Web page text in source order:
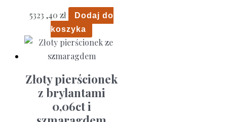
5323 ,40 zł
Dodaj do
koszyka
Złoty pierścionek
z brylantami
0,06ct i